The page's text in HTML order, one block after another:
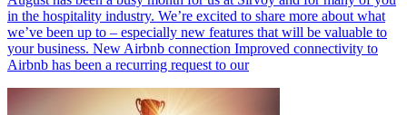
in the hospitality industry. We’re excited to share more about what
we’ve been up to – especially new features that will be valuable to
your business. New Airbnb connection Improved connectivity to
Airbnb has been a recurring request to our